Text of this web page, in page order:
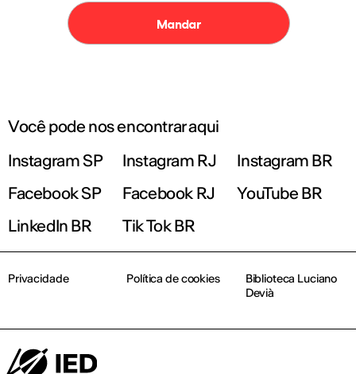
Você pode nos encontrar aqui
Instagram SP
Instagram RJ
Instagram BR
Facebook SP
Facebook RJ
YouTube BR
LinkedIn BR
Tik Tok BR
Privacidade Política de cookies
Biblioteca Luciano
Devià